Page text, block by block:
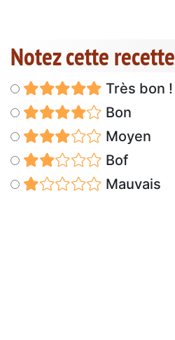
Notez cette recette
Très bon !
Bon
Moyen
Bof
Mauvais